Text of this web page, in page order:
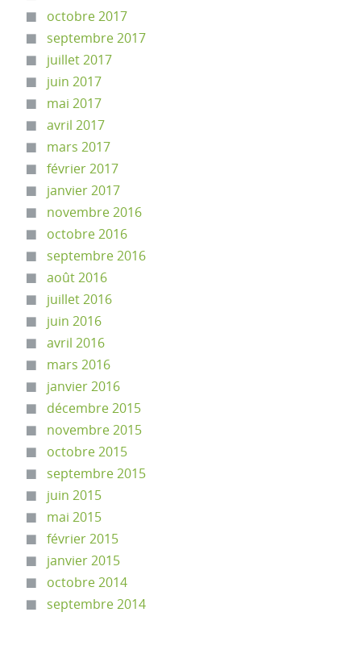
octobre 2017
septembre 2017
juillet 2017
juin 2017
mai 2017
avril 2017
mars 2017
février 2017
janvier 2017
novembre 2016
octobre 2016
septembre 2016
août 2016
juillet 2016
juin 2016
avril 2016
mars 2016
janvier 2016
décembre 2015
novembre 2015
octobre 2015
septembre 2015
juin 2015
mai 2015
février 2015
janvier 2015
octobre 2014
septembre 2014